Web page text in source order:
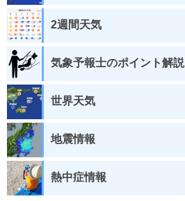
2週間天気
気象予報士のポイント解説
世界天気
地震情報
熱中症情報